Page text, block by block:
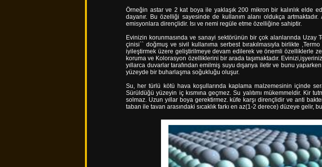
Örneğin astar ve 2 kat boya ile yaklaşık 200 mikron bir kalınlık elde
dayanır. Bu özelliği sayesinde de kullanım alanı oldukça
emisyonlara dirençlidir. Isı ve nemi regüle etme özelliğine sahiptir.
Evinizin korunmasında ve sanayi sektörünün bir çok alanlarında Uzay
çinisi`` doğmuş ve sivil kullanıma serbest bırakılmasıyla birlikte
iyileştirmek üzere geliştirilmeye devam edilerek ve önemli özelliklerle
koruma ve Kolorasyon özelliklerini bir arada taşımaktadır.
yıllarca duvarlar tarafından emilmiş suyu dışarıya iletir ve bunu
yüzeyde bir buharlaşma soğukluğu oluşur.
Su, her türlü kötü hava koşullarında kaplama malzemesinin içinde
Sürüldüğü yüzeyin iç kısmına geçmez. Su yalıtımı mükemmeldir. Kir
solmaz. Uzun yıllar boya gerektirmez. küfe karşı dirençlidir ve anti
taban ile tavan arasındaki sıcaklık farkı en az(1-2 derece) düzeye gelir,